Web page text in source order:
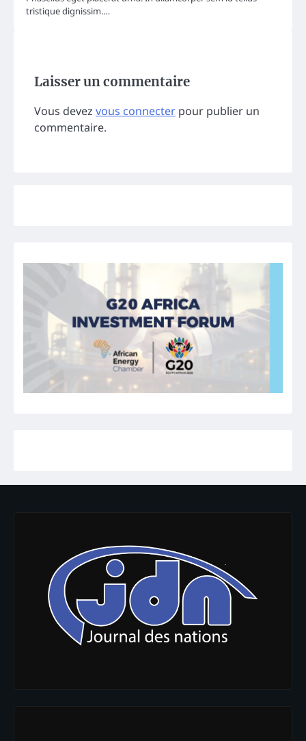
tristique dignissim.…
Laisser un commentaire
Vous devez vous connecter pour publier un
commentaire.